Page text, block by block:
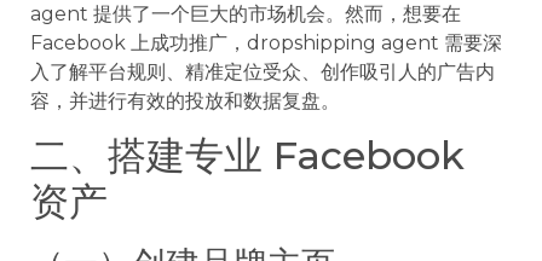
agent 提供了一个巨大的市场机会。然而，想要在
Facebook 上成功推广，dropshipping agent 需要深
入了解平台规则、精准定位受众、创作吸引人的广告内
容，并进行有效的投放和数据复盘。
二、搭建专业 Facebook
资产